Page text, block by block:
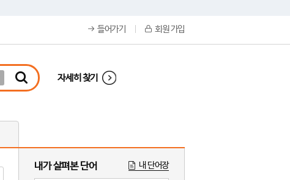
들어가기 회원 가입
자세히 찾기
내가 살펴본 단어 내 단어장